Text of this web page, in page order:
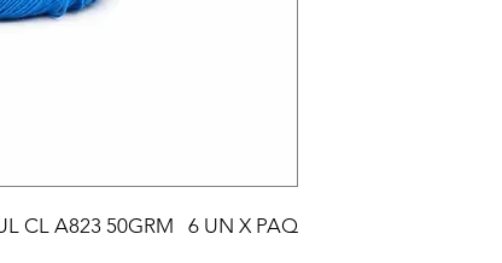
CL A823 50GRM   6 UN X PAQ